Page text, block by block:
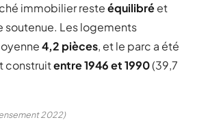
immobilier resteéquilibréet
soutenue. Les logements
4,2 pièces, et le parc a été
construitentre 1946 et 1990(39,7
2022)